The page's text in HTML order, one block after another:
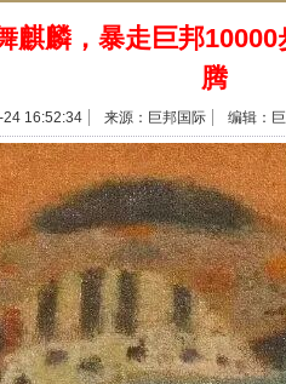
麒麟，暴走巨邦
腾
24 16:52:34 来源：巨邦国际 编辑：